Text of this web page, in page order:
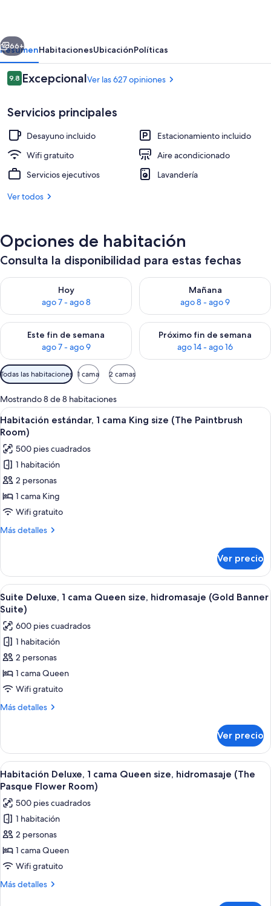
Inn
Vista frontal de la propiedad
Siguiente
66+
ResumenHabitacionesUbicaciónPolíticas
Opiniones
9.89.8 de 10,
ExcepcionalVer las 627 opiniones
Servicios principales
Desayuno incluido
Estacionamiento incluido
Wifi gratuito
Aire acondicionado
Servicios ejecutivos
Lavandería
Ver todos
Opciones de habitación
Consulta la disponibilidad para estas fechas
Hoy
ago 7 - ago 8
Consulta la disponibilidad para hoy ago 7 - ago 8
Mañana
ago 8 - ago 9
Consulta la disponibilidad
Este fin de semana
ago 7 - ago 9
Consulta la disponibilidad para este fin de semana ago 7 -
Próximo fin de semana
ago 14 - ago 16
Consulta la disponibilidad
Filtros
disponibles
para
las
habitaciones
Todas las habitaciones 1 cama 2 camas
Mostrando 8 de 8 habitaciones
Abrir
todas
las
fotos
de
Habitación
estándar,
1
cama
(The
Paintbrush
Room)
Un dormitorio acogedor con cama,
6
Habitación estándar, 1 cama King size (The Paintbrush
Room)
500 pies cuadrados
1 habitación
2 personas
1 cama King
Wifi gratuito
Más detalles
Más
estándar,
cama
King
(The
Paintbrush
Room)
Ver precio
Abrir
todas
las
fotos
de
Suite
Deluxe,
1
cama
hidromasaje
(Gold
Banner
Suite)
Un dormitorio con cama, mesita de
6
Suite Deluxe, 1 cama Queen size, hidromasaje (Gold Banner
Suite)
600 pies cuadrados
1 habitación
2 personas
1 cama Queen
Wifi gratuito
Más detalles
Más
Deluxe,
cama
Queen
hidromasaje
(Gold
Banner
Suite)
Ver precio
Abrir
todas
las
fotos
de
Habitación
Deluxe,
1
cama
Un dormitorio con una cama de
6
Habitación Deluxe, 1 cama Queen size, hidromasaje (The
Pasque Flower Room)
500 pies cuadrados
1 habitación
2 personas
1 cama Queen
Wifi gratuito
Más detalles
Más